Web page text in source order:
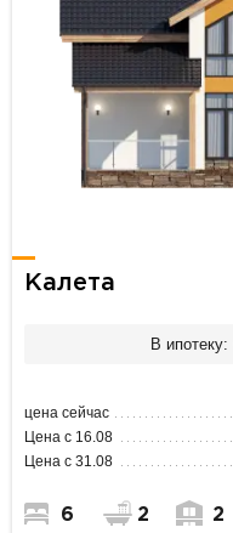
Калета
В ипотеку:
цена сейчас
Цена с 16.08
Цена с 31.08
6 2 2